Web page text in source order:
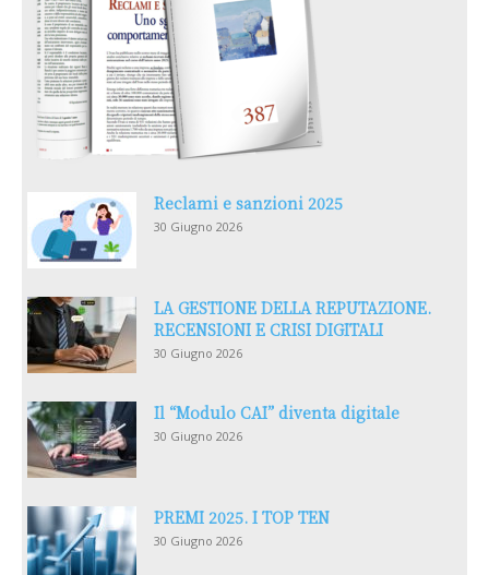
Reclami e sanzioni 2025
30 Giugno 2026
LA GESTIONE DELLA REPUTAZIONE.
RECENSIONI E CRISI DIGITALI
30 Giugno 2026
Il “Modulo CAI” diventa digitale
30 Giugno 2026
PREMI 2025. I TOP TEN
30 Giugno 2026